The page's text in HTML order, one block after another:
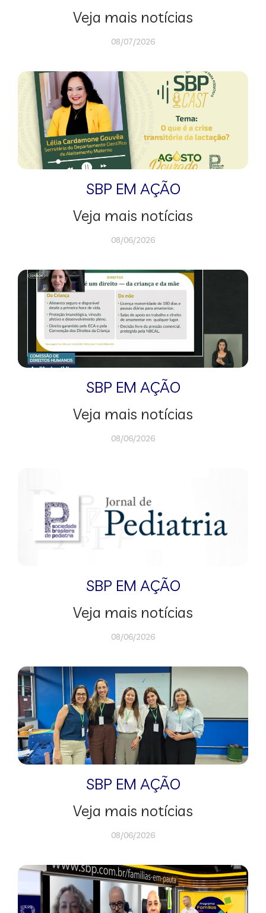
Veja mais notícias
08/07/2026
SBP EM AÇÃO
Veja mais notícias
08/06/2026
SBP EM AÇÃO
Veja mais notícias
08/06/2026
SBP EM AÇÃO
Veja mais notícias
08/06/2026
SBP EM AÇÃO
Veja mais notícias
08/06/2026